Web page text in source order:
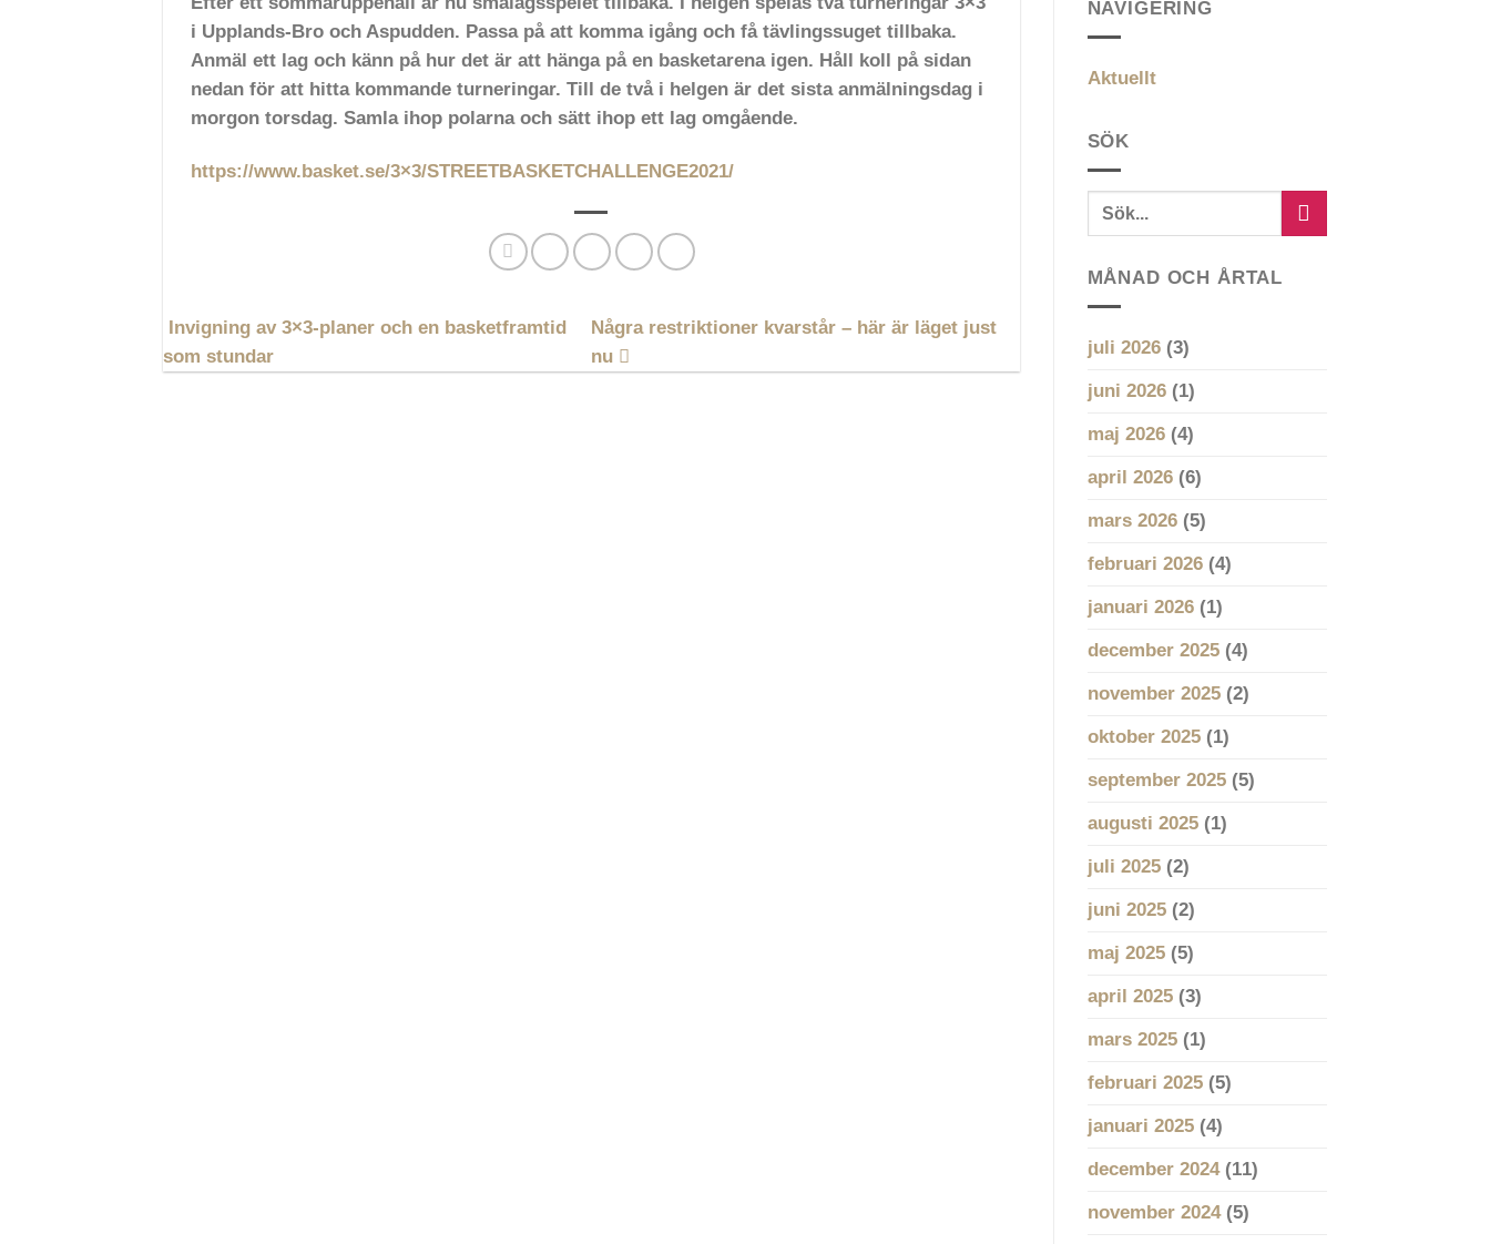
i Upplands-Bro och Aspudden. Passa på att komma igång och få tävlingssuget tillbaka.
Anmäl ett lag och känn på hur det är att hänga på en basketarena igen. Håll koll på sidan
nedan för att hitta kommande turneringar. Till de två i helgen är det sista anmälningsdag i
morgon torsdag. Samla ihop polarna och sätt ihop ett lag omgående.
https://www.basket.se/3×3/STREETBASKETCHALLENGE2021/
Invigning av 3×3-planer och en basketframtid
som stundar
Några restriktioner kvarstår – här är läget just
nu
NAVIGERING
Aktuellt
SÖK
MÅNAD OCH ÅRTAL
juli 2026(3)
juni 2026(1)
maj 2026(4)
april 2026(6)
mars 2026(5)
februari 2026(4)
januari 2026(1)
december 2025(4)
november 2025(2)
oktober 2025(1)
september 2025(5)
augusti 2025(1)
juli 2025(2)
juni 2025(2)
maj 2025(5)
april 2025(3)
mars 2025(1)
februari 2025(5)
januari 2025(4)
december 2024(11)
november 2024(5)